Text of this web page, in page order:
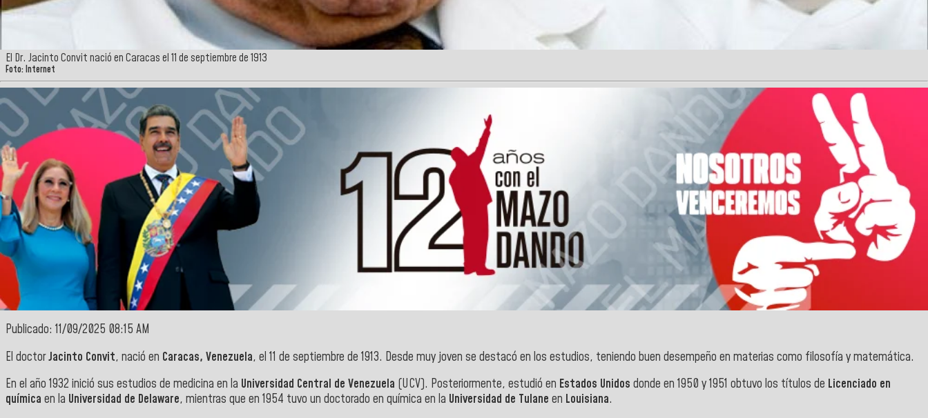
El Dr. Jacinto Convit nació en Caracas el 11 de septiembre de 1913
Foto: Internet
Publicado: 11/09/2025 08:15 AM
El doctorJacinto Convit, nació en Caracas, Venezuela, el 11 de septiembre de 1913. Desde muy joven se destacó en los estudios, teniendo buen desempeño en materias como filosofía y matemática.
En el año 1932 inició sus estudios de medicina en la Universidad Central de Venezuela (UCV). Posteriormente, estudió en Estados Unidos donde en 1950 y 1951 obtuvo los títulos de Licenciado en
química en la Universidad de Delaware, mientras que en 1954 tuvo un doctorado en química en la Universidad de Tulane en Louisiana.